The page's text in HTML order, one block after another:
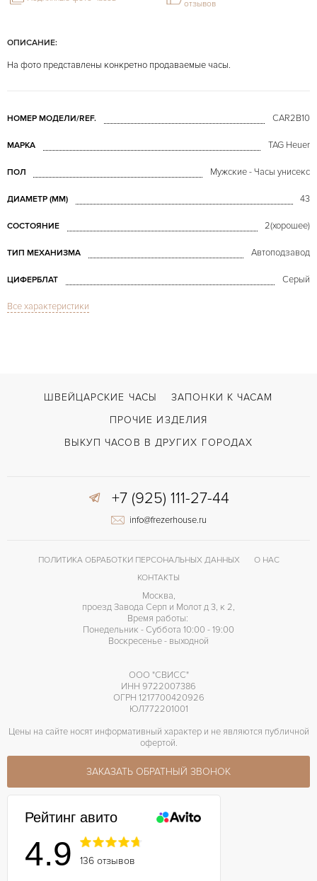
ОПИСАНИЕ:
На фото представлены конкретно продаваемые часы.
НОМЕР МОДЕЛИ/REF. CAR2B10
МАРКА TAG Heuer
ПОЛ Мужские - Часы унисекс
ДИАМЕТР (MM) 43
СОСТОЯНИЕ 2(хорошее)
ТИП МЕХАНИЗМА Автоподзавод
ЦИФЕРБЛАТ Серый
СТЕКЛО
ВОЗМОЖНОСТИ ДОСТАВКИ
ЦВЕТ БРАСЛЕТА
Все характеристики
отзывов
ШВЕЙЦАРСКИЕ ЧАСЫ
ЗАПОНКИ К ЧАСАМ
ПРОЧИЕ ИЗДЕЛИЯ
ВЫКУП ЧАСОВ В ДРУГИХ ГОРОДАХ
+7 (925) 111-27-44
info@frezerhouse.ru
ПОЛИТИКА ОБРАБОТКИ ПЕРСОНАЛЬНЫХ ДАННЫХ
О НАС
КОНТАКТЫ
Москва,
проезд Завода Серп и Молот д 3, к 2,
Время работы:
Понедельник - Суббота 10:00 - 19:00
Воскресенье - выходной
ООО "СВИСС"
ИНН 9722007386
ОГРН 1217700420926
ЮЛ772201001
Цены на сайте носят информативный характер и не являются публичной
офертой.
ЗАКАЗАТЬ ОБРАТНЫЙ ЗВОНОК
Рейтинг авито
4.9 136 отзывов